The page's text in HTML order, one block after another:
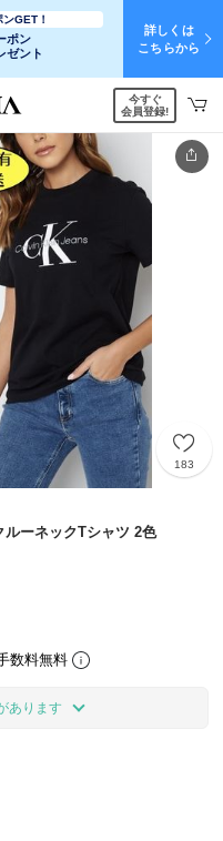
GET！
ポン
ゼント
詳しくは
こちらから
今すぐ
会員登録!
183
ーネックTシャツ 2色
数料無料
あります